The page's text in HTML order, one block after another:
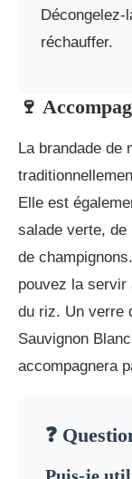
Décongelez-
réchauffer.
🍷
La brandade de
Elle est
salade verte, de
de
pouvez la servir
du riz. Un verre
Sauvignon
accompagnera
❓